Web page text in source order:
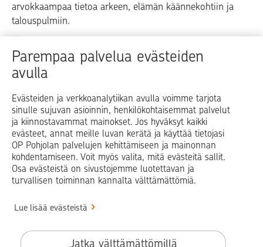
Parempaa palvelua evästeiden
avulla
Evästeiden ja verkkoanalytiikan avulla voimme tarjota
sinulle sujuvan asioinnin, henkilökohtaisemmat palvelut
ja kiinnostavammat mainokset. Jos hyväksyt kaikki
evästeet, annat meille luvan kerätä ja käyttää tietojasi
OP Pohjolan palvelujen kehittämiseen ja mainonnan
kohdentamiseen. Voit myös valita, mitä evästeitä sallit.
Osa evästeistä on sivustojemme luotettavan ja
turvallisen toiminnan kannalta välttämättömiä.
Lue lisää evästeistä
Jatka välttämättömillä
arvokkaampaa tietoa arkeen, elämän käännekohtiin ja
talouspulmiin.
Raha Elämä
Yrityselämä
Blogit ja puheenvuorot
Op.fi OP Koti Pohjola Vahinkoapu
Facebook
X LinkedInInstagram
Käyttöehdot